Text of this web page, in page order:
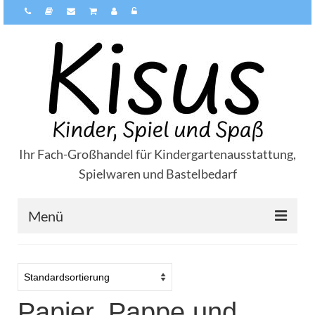
Ihr Fach-Großhandel für Kindergartenausstattung,
Spielwaren und Bastelbedarf
Menü
Zahlungsarten
Versandarten